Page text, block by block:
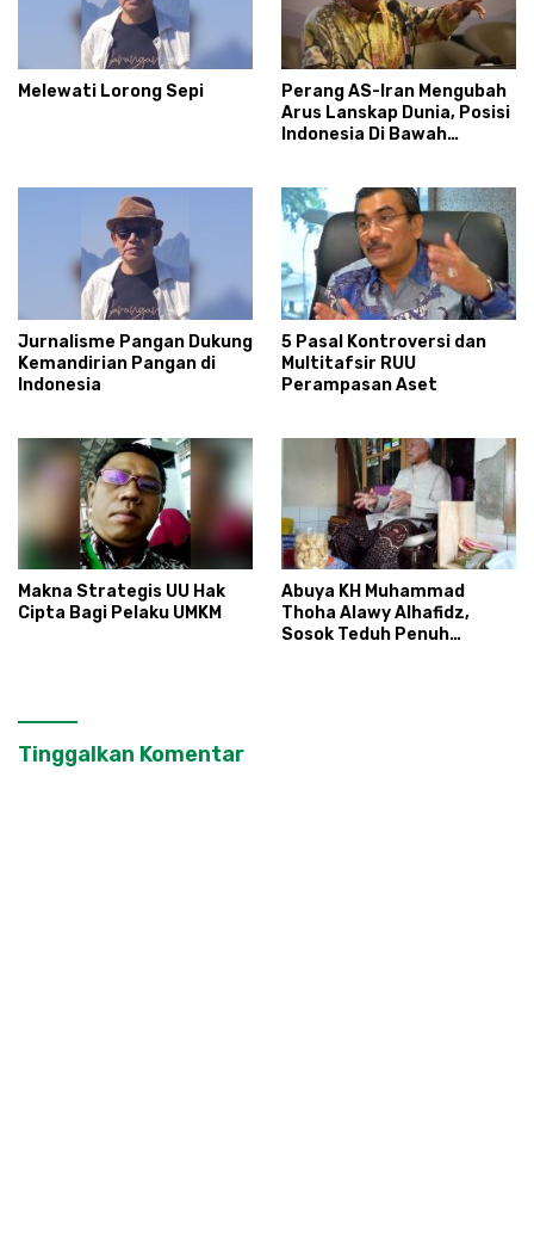
Melewati Lorong Sepi
Perang AS-Iran Mengubah
Arus Lanskap Dunia, Posisi
Indonesia Di Bawah
Jurnalisme Pangan Dukung
Kemandirian Pangan di
Indonesia
5 Pasal Kontroversi dan
Multitafsir RUU
Perampasan Aset
Makna Strategis UU Hak
Cipta Bagi Pelaku UMKM
Abuya KH Muhammad
Thoha Alawy Alhafidz,
Sosok Teduh Penuh
Tinggalkan Komentar